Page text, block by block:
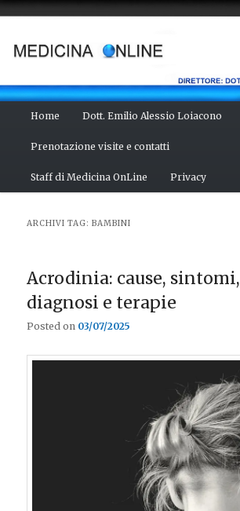
contenuto
principale
contenuto
secondario
Home Dott. Emilio Alessio Loiacono
Prenotazione visite e contatti
Staff di Medicina OnLine Privacy
ARCHIVI TAG:BAMBINI
Acrodinia: cause, sintomi,
diagnosi e terapie
Posted on 03/07/2025